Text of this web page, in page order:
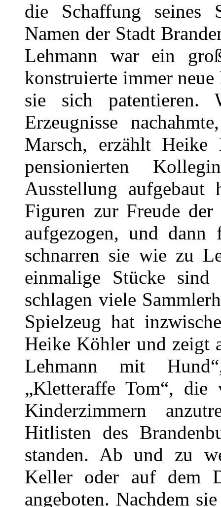
die Schaffung seines
Namen der Stadt
Lehmann war ein
konstruierte immer
sie sich patentieren.
Erzeugnisse
Marsch, erzählt
pensionierten
Ausstellung
Figuren zur Freude
aufgezogen, und
schnarren sie wie zu
einmalige Stücke
schlagen viele
Spielzeug hat
Heike Köhler und zeigt
Lehmann mit
„Kletteraffe Tom“,
Kinderzimmern
Hitlisten des
standen. Ab und zu
Keller oder auf dem
angeboten. Nachdem